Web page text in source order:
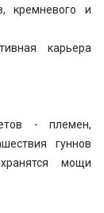
кремневого и
карьера
- племен,
гуннов
мощи